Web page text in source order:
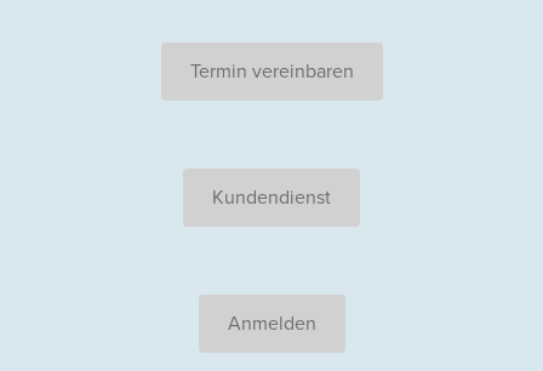
Termin vereinbaren
Kundendienst
Anmelden